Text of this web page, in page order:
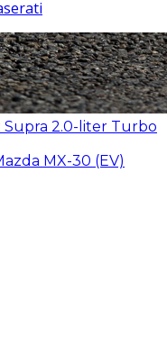
Supra 2.0-liter Turbo
MX-30 (EV)